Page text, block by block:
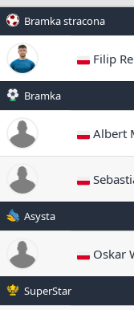
Bramka stracona
Filip
Bramka
Albert
Asysta
Oskar
SuperStar